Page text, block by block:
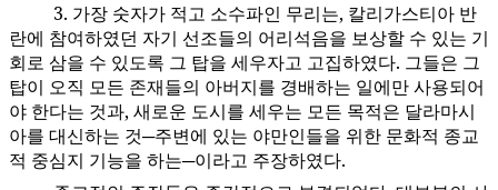
3. 가장 숫자가 적고 소수파인 무리는, 칼리가스티아 반
란에 참여하였던 자기 선조들의 어리석음을 보상할 수 있는 기
회로 삼을 수 있도록 그 탑을 세우자고 고집하였다. 그들은 그
탑이 오직 모든 존재들의 아버지를 경배하는 일에만 사용되어
야 한다는 것과, 새로운 도시를 세우는 모든 목적은 달라마시
아를 대신하는 것─주변에 있는 야만인들을 위한 문화적 종교
적 중심지 기능을 하는─이라고 주장하였다.